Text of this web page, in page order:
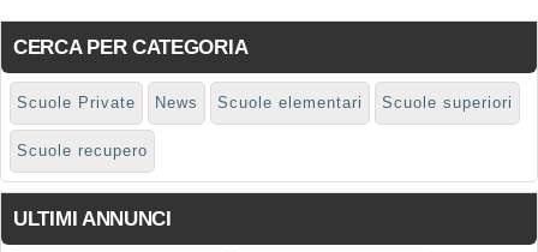
CERCA PER CATEGORIA
Scuole Private News Scuole elementari Scuole superiori
Scuole recupero
ULTIMI ANNUNCI